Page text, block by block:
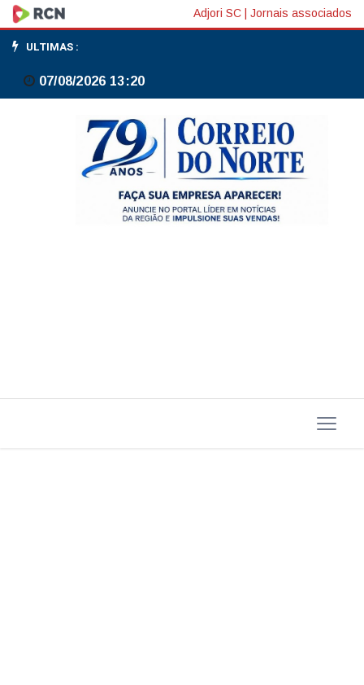
China:
PBoC
mantém
principais
Adjori SC Jornais associados
ULTIMAS :
07/08/2026 13:20